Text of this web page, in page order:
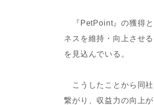
『PetPoint』の獲得と
ネスを維持・向上させ
を見込んでいる。
こうしたことから同社
繋がり、収益力の向上